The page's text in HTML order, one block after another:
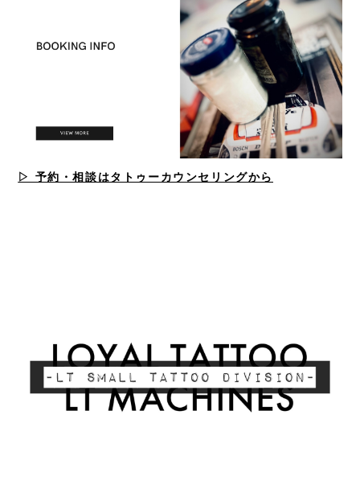
▷ 予約・相談はタトゥーカウンセリングから